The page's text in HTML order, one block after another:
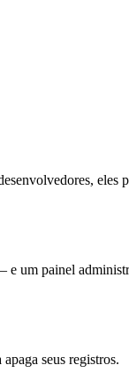
eles
um painel
seus registros.